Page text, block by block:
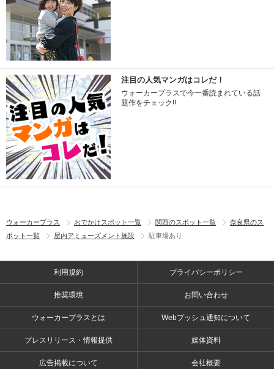
注目の人気マンガはコレだ！
ウォーカープラスで今一番読まれている話
題作をチェック!!
ウォーカープラス おでかけスポット一覧 関西のスポット一覧
奈良県のス
ポット一覧
屋内アミューズメント施設 駐車場あり
利用規約 プライバシーポリシー
推奨環境 お問い合わせ
ウォーカープラスとは Webプッシュ通知について
プレスリリース・情報提供 媒体資料
広告掲載について 会社概要